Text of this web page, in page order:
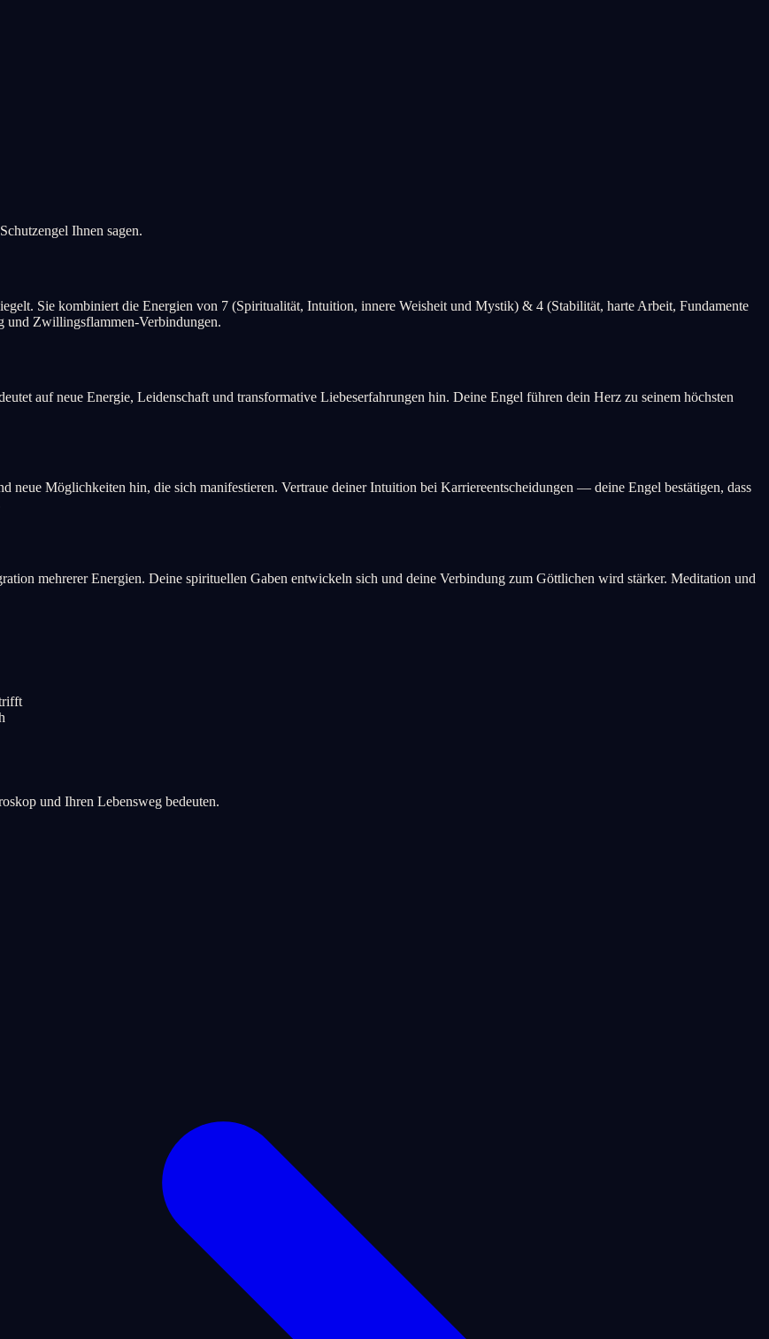
Ihnen sagen.
Sie kombiniert die Energien von 7 (Spiritualität, Intuition, innere Weisheit und Mystik) & 4 (Stabilität, harte Arbeit, Fundamente
und Zwillingsflammen-Verbindungen.
auf neue Energie, Leidenschaft und transformative Liebeserfahrungen hin. Deine Engel führen dein Herz zu seinem höchsten
neue Möglichkeiten hin, die sich manifestieren. Vertraue deiner Intuition bei Karriereentscheidungen — deine Engel bestätigen, dass
mehrerer Energien. Deine spirituellen Gaben entwickeln sich und deine Verbindung zum Göttlichen wird stärker. Meditation und
und Ihren Lebensweg bedeuten.